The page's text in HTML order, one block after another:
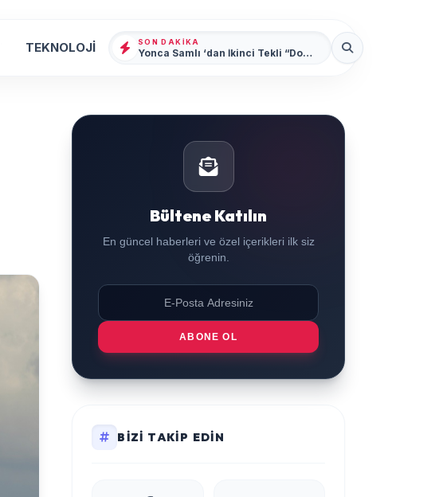
TEKNOLOJİ SON DAKIKA
Yonca Samlı ‘dan İkinci Tekli “Donacaksın Sevgilim “ yayımlandı
Bültene Katılın
En güncel haberleri ve özel içerikleri ilk siz
öğrenin.
ABONE OL
BIZI TAKIP EDIN